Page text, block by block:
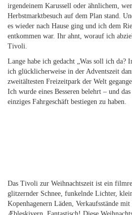
irgendeinem Karussell oder ähnlichem,
Herbstmarktbesuch auf dem Plan stand.
es wieder nach Hause ging und ich dem
entkommen war. Ihr ahnt, worauf ich
Tivoli.
Lange habe ich gedacht „Was soll ich da?
ich glücklicherweise in der Adventszeit
zweitältesten Freizeitpark der Welt
Ich wurde eines Besseren belehrt – und
einziges Fahrgeschäft bestiegen zu haben.
Das Tivoli zur Weihnachtszeit ist ein
glitzernder Schnee, funkelnde Lichter,
Kopenhagenern Läden, Verkaufsstände
Æbleskivern. Fantastisch! Diese